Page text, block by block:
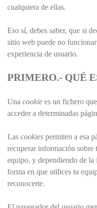
cualquiera de ellas.
Eso sí, debes saber, que si
sitio web puede no
experiencia de usuario.
PRIMERO.- QUÉ
Una cookie es un fichero
acceder a determinadas
Las cookies permiten a esa
recuperar información sobre
equipo, y dependiendo de
forma en que utilices tu
reconocerte.